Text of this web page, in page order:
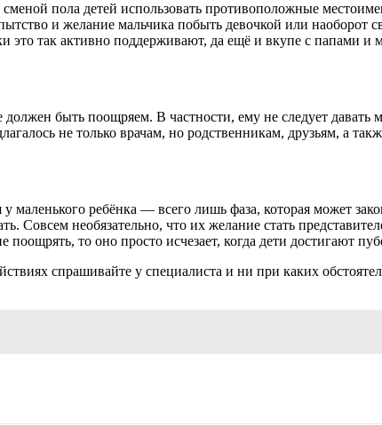
пола детей использовать противоположные
и желание мальчика побыть девочкой или наоборот
так активно поддерживают, да ещё и вкупе с папами и
быть поощряем. В частности, ему не следует давать
не только врачам, но родственникам, друзьям, а
ребёнка — всего лишь фаза, которая может
Совсем необязательно, что их желание стать
то оно просто исчезает, когда дети достигают
спрашивайте у специалиста и ни при каких